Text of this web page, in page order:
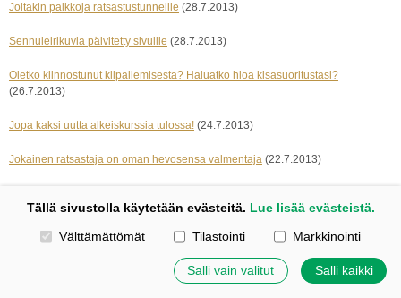
Joitakin paikkoja ratsastustunneille (28.7.2013)
Sennuleirikuvia päivitetty sivuille (28.7.2013)
Oletko kiinnostunut kilpailemisesta? Haluatko hioa kisasuoritustasi?
(26.7.2013)
Jopa kaksi uutta alkeiskurssia tulossa! (24.7.2013)
Jokainen ratsastaja on oman hevosensa valmentaja (22.7.2013)
Kotisivut: Johanna Korpi
Tällä sivustolla käytetään evästeitä. Lue lisää evästeistä.
Valitse käytettävät evästeet
Välttämättömät Tilastointi Markkinointi
Salli vain valitut Salli kaikki